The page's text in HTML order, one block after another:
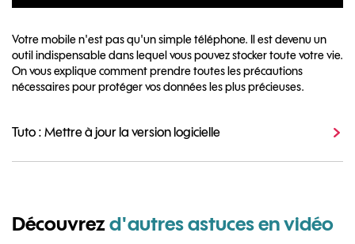
Votre mobile n'est pas qu'un simple téléphone. Il est devenu un
outil indispensable dans lequel vous pouvez stocker toute votre vie.
On vous explique comment prendre toutes les précautions
nécessaires pour protéger vos données les plus précieuses.
Tuto : Mettre à jour la version logicielle
Découvrezd'autres astuces en vidéo